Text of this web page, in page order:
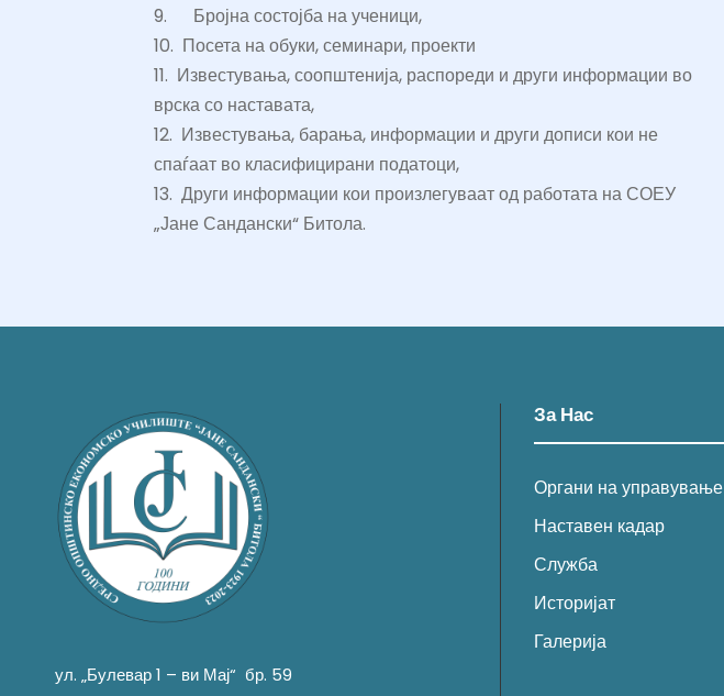
9.
Бројна состојба на ученици,
10. Посета на обуки, семинари, проекти
11. Известувања, соопштенија, распореди и други информации во
врска со наставата,
12. Известувања, барања, информации и други дописи кои не
спаѓаат во класифицирани податоци,
13. Други информации кои произлегуваат од работата на СОЕУ
„Јане Сандански“ Битола.
ул. „Булевар 1 – ви Мај“ бр. 59
За Нас
Органи на управување
Наставен кадар
Служба
Историјат
Галерија